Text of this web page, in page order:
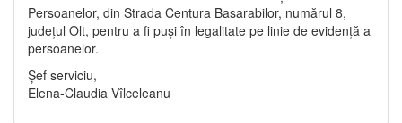
Persoanelor, din Strada Centura Basarabilor, numărul 8,
județul Olt, pentru a fi puși în legalitate pe linie de evidență a
persoanelor.
Șef serviciu,
Elena-Claudia Vîlceleanu